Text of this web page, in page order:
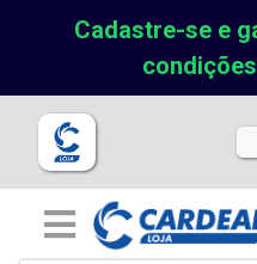
Cadastre-se e